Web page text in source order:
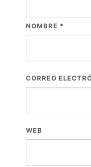
NOMBRE *
CORREO
WEB